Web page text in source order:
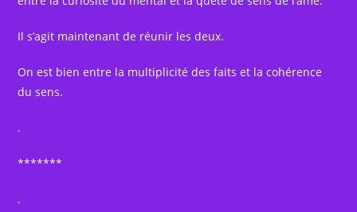
Il s’agit maintenant de réunir les deux.
On est bien entre la multiplicité des faits et la cohérence
du sens.
.
*******
.